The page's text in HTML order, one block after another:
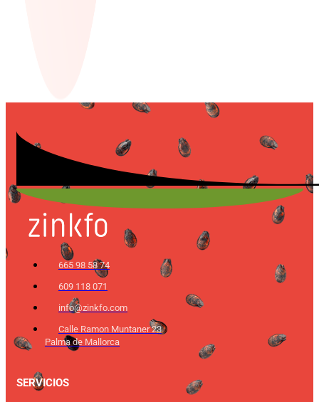
665 98 58 74
609 118 071
info@zinkfo.com
Calle Ramon Muntaner 23
Palma de Mallorca
SERVICIOS